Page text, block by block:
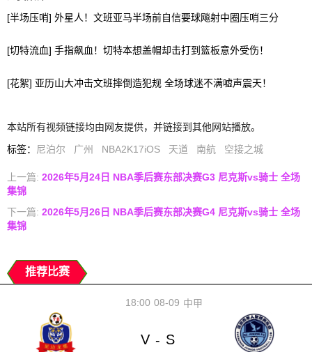
[半场压哨] 外星人！文班亚马半场前自信要球飚射中圈压哨三分
[切特流血] 手指飙血！切特本想盖帽却击打到篮板意外受伤！
[花絮] 亚历山大冲击文班摔倒造犯规 全场球迷不满嘘声震天！
本站所有视频链接均由网友提供，并链接到其他网站播放。
标签： 尼泊尔 广州 NBA2K17iOS 天道 南航 空接之城
上一篇: 2026年5月24日 NBA季后赛东部决赛G3 尼克斯vs骑士 全场
集锦
下一篇: 2026年5月26日 NBA季后赛东部决赛G4 尼克斯vs骑士 全场
集锦
推荐比赛
08-09
18:00 中甲
V - S